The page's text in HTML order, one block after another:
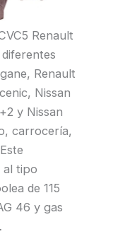
Renault
Renault
Nissan
y Nissan
carrocería,
al tipo
de 115
46 y gas